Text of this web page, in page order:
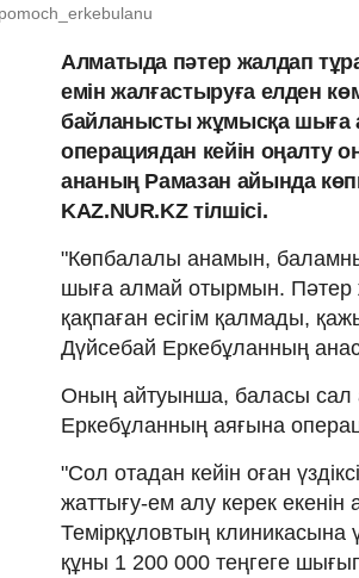
Алматыда пәтер жалдап
емін жалғастыруға елден
байланысты жұмысқа шыға
операциядан кейін оңалту
ананың Рамазан айында
KAZ.NUR.KZ тілшісі.
"Көпбалалы анамын,
шыға алмай отырмын. Пәтер
қақпаған есігім қалмады,
Дүйсебай Еркебұланның
Оның айтуынша, баласы сал
Еркебұланның аяғына
"Сол отадан кейін оған
жаттығу-ем алу керек екенін
Темірқұловтың клиникасына
құны 1 200 000 теңгеге